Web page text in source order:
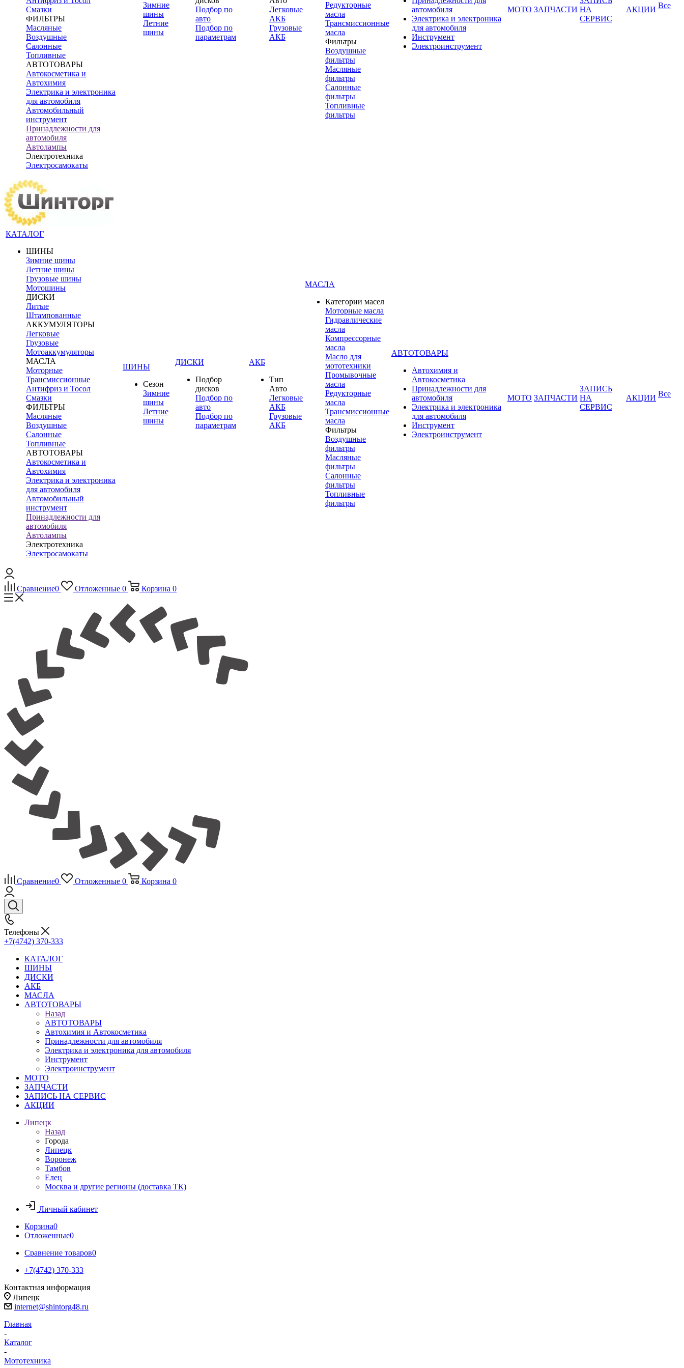
Смазки
ФИЛЬТРЫ
Масляные
Воздушные
Салонные
Топливные
АВТОТОВАРЫ
Автокосметика и
Автохимия
Электрика и электроника
для автомобиля
Автомобильный
инструмент
Принадлежности для
автомобиля
Автолампы
Электротехника
Электросамокаты
Зимние
шины
Летние
шины
Подбор по
авто
Подбор по
параметрам
Легковые
АКБ
Грузовые
АКБ
Редукторные
масла
Трансмиссионные
масла
Фильтры
Воздушные
фильтры
Масляные
фильтры
Салонные
фильтры
Топливные
фильтры
автомобиля
Электрика и электроника
для автомобиля
Инструмент
Электроинструмент
МОТО ЗАПЧАСТИ НА
СЕРВИС
АКЦИИ Все
КАТАЛОГ
ШИНЫ
Зимние шины
Летние шины
Грузовые шины
Мотошины
ДИСКИ
Литые
Штампованные
АККУМУЛЯТОРЫ
Легковые
Грузовые
Мотоаккумуляторы
МАСЛА
Моторные
Трансмиссионные
Антифриз и Тосол
Смазки
ФИЛЬТРЫ
Масляные
Воздушные
Салонные
Топливные
АВТОТОВАРЫ
Автокосметика и
Автохимия
Электрика и электроника
для автомобиля
Автомобильный
инструмент
Принадлежности для
автомобиля
Автолампы
Электротехника
Электросамокаты
ШИНЫ
Сезон
Зимние
шины
Летние
шины
ДИСКИ
Подбор
дисков
Подбор по
авто
Подбор по
параметрам
АКБ
Тип
Авто
Легковые
АКБ
Грузовые
АКБ
МАСЛА
Категории масел
Моторные масла
Гидравлические
масла
Компрессорные
масла
Масло для
мототехники
Промывочные
масла
Редукторные
масла
Трансмиссионные
масла
Фильтры
Воздушные
фильтры
Масляные
фильтры
Салонные
фильтры
Топливные
фильтры
АВТОТОВАРЫ
Автохимия и
Автокосметика
Принадлежности для
автомобиля
Электрика и электроника
для автомобиля
Инструмент
Электроинструмент
МОТО ЗАПЧАСТИ
ЗАПИСЬ
НА
СЕРВИС
АКЦИИ Все
Сравнение0 Отложенные 0 Корзина 0
Сравнение0 Отложенные 0 Корзина 0
Телефоны
+7(4742) 370-333
КАТАЛОГ
ШИНЫ
ДИСКИ
АКБ
МАСЛА
АВТОТОВАРЫ
Назад
АВТОТОВАРЫ
Автохимия и Автокосметика
Принадлежности для автомобиля
Электрика и электроника для автомобиля
Инструмент
Электроинструмент
МОТО
ЗАПЧАСТИ
ЗАПИСЬ НА СЕРВИС
АКЦИИ
Липецк
Назад
Города
Липецк
Воронеж
Тамбов
Елец
Москва и другие регионы (доставка ТК)
Личный кабинет
Корзина0
Отложенные0
Сравнение товаров0
+7(4742) 370-333
Контактная информация
Липецк
internet@shintorg48.ru
Главная
-
Каталог
-
Мототехника